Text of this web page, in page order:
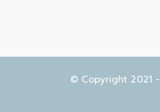
© Copyright 2021 -